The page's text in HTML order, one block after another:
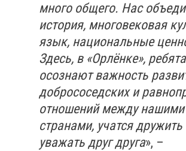
много общего. Нас
история, многовековая
язык, национальные
Здесь, в «Орлёнке», ребята
осознают важность
добрососедских и
отношений между нашими
странами, учатся дружить
уважать друг друга», –